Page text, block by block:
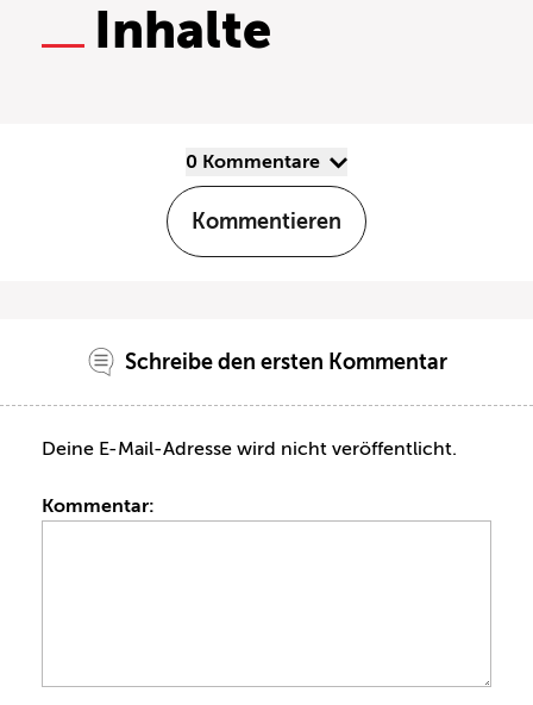
Inhalte
0 Kommentare
Kommentieren
Schreibe den ersten Kommentar
Deine E-Mail-Adresse wird nicht veröffentlicht.
Kommentar: